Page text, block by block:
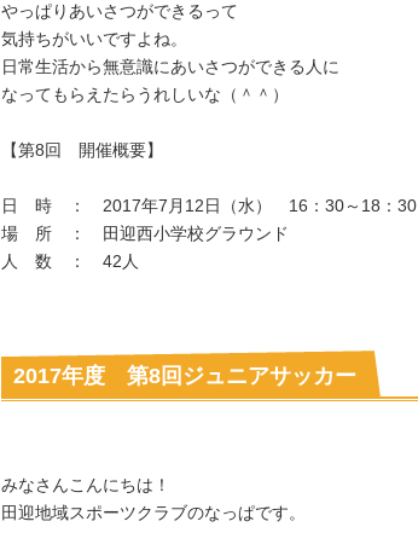
やっぱりあいさつができるって
気持ちがいいですよね。
日常生活から無意識にあいさつができる人に
なってもらえたらうれしいな（＾＾）
【第8回 開催概要】
日 時 ： 2017年7月12日（水） 16：30～18：30
場 所 ： 田迎西小学校グラウンド
人 数 ： 42人
2017年度 第8回ジュニアサッカー
みなさんこんにちは！
田迎地域スポーツクラブのなっぱです。